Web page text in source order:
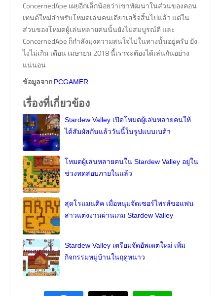
ConcernedApe เผยอีกเล็กน้อยว่าเขาพัฒนาในส่วนของคอน
เทนต์ใหม่สำหรับโหมดเล่นคนเดียวเสร็จสิ้นไปแล้ว แต่ใน
ส่วนของโหมดผู้เล่นหลายคนนั้นยังไม่สมบูรณ์ดี และ
ConcernedApe ก็กำลังมุ่งความสนใจไปในทางนั้นอยู่ครับ ยัง
ไงไม่เกิน เดือน เมษายน 2018 นี้เราจะต้องได้เล่นกันอย่าง
แน่นอน
ข้อมูลจาก PCGAMER
เรื่องที่เกี่ยวข้อง
Stardew Valley เปิดโหมดผู้เล่นหลายคนให้
ได้สัมผัสกันแล้ววันนี้ในรูปแบบเบต้า
โหมดผู้เล่นหลายคนใน Stardew Valley อยู่ใน
ช่วงทดสอบภายในแล้ว
สุดโรแมนติค เมื่อหนุ่มจัดเซอร์ไพรส์ขอแฟน
สาวแต่งงานผ่านเกม Stardew Valley
Stardew Valley เตรียมจัดอัพเดตใหม่ เพิ่ม
กิจกรรมหมู่บ้านในฤดูหนาว